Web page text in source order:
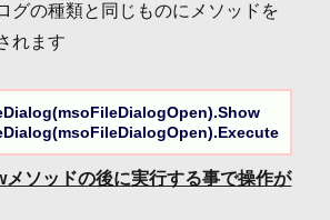
グの種類と同じものにメソッドを
れます
メソッドの後に実行する事で操作が